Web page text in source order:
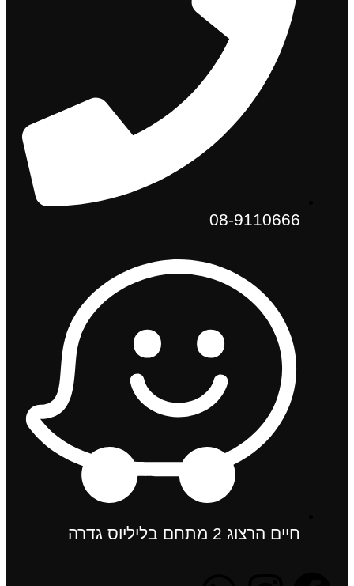
08-9110666
חיים הרצוג 2 מתחם בליליוס גדרה